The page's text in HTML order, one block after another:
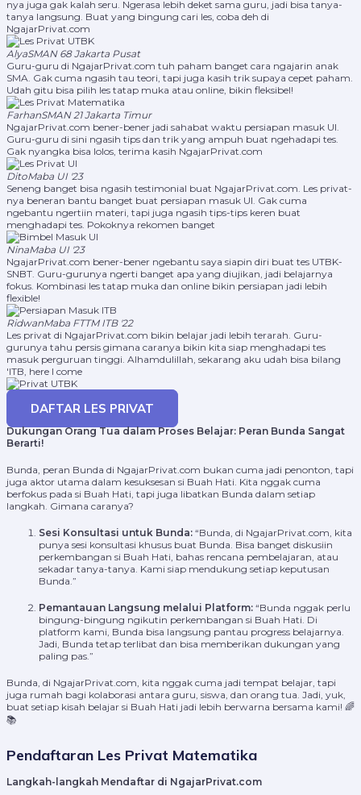
nya juga gak kalah seru. Ngerasa lebih deket sama guru, jadi bisa tanya-
tanya langsung. Buat yang bingung cari les, coba deh di
NgajarPrivat.com
AlyaSMAN 68 Jakarta Pusat
Guru-guru di NgajarPrivat.com tuh paham banget cara ngajarin anak
SMA. Gak cuma ngasih tau teori, tapi juga kasih trik supaya cepet paham.
Udah gitu bisa pilih les tatap muka atau online, bikin fleksibel!
FarhanSMAN 21 Jakarta Timur
NgajarPrivat.com bener-bener jadi sahabat waktu persiapan masuk UI.
Guru-guru di sini ngasih tips dan trik yang ampuh buat ngehadapi tes.
Gak nyangka bisa lolos, terima kasih NgajarPrivat.com
DitoMaba UI '23
Seneng banget bisa ngasih testimonial buat NgajarPrivat.com. Les privat-
nya beneran bantu banget buat persiapan masuk UI. Gak cuma
ngebantu ngertiin materi, tapi juga ngasih tips-tips keren buat
menghadapi tes. Pokoknya rekomen banget
NinaMaba UI '23
NgajarPrivat.com bener-bener ngebantu saya siapin diri buat tes UTBK-
SNBT. Guru-gurunya ngerti banget apa yang diujikan, jadi belajarnya
fokus. Kombinasi les tatap muka dan online bikin persiapan jadi lebih
flexible!
RidwanMaba FTTM ITB '22
Les privat di NgajarPrivat.com bikin belajar jadi lebih terarah. Guru-
gurunya tahu persis gimana caranya bikin kita siap menghadapi tes
masuk perguruan tinggi. Alhamdulillah, sekarang aku udah bisa bilang
'ITB, here I come
Rizqi
DAFTAR LES PRIVAT
Dukungan Orang Tua dalam Proses Belajar: Peran Bunda Sangat
Berarti!
Bunda, peran Bunda di NgajarPrivat.com bukan cuma jadi penonton, tapi
juga aktor utama dalam kesuksesan si Buah Hati. Kita nggak cuma
berfokus pada si Buah Hati, tapi juga libatkan Bunda dalam setiap
langkah. Gimana caranya?
Sesi Konsultasi untuk Bunda: “Bunda, di NgajarPrivat.com, kita
punya sesi konsultasi khusus buat Bunda. Bisa banget diskusiin
perkembangan si Buah Hati, bahas rencana pembelajaran, atau
sekadar tanya-tanya. Kami siap mendukung setiap keputusan
Bunda.”
Pemantauan Langsung melalui Platform: “Bunda nggak perlu
bingung-bingung ngikutin perkembangan si Buah Hati. Di
platform kami, Bunda bisa langsung pantau progress belajarnya.
Jadi, Bunda tetap terlibat dan bisa memberikan dukungan yang
paling pas.”
Bunda, di NgajarPrivat.com, kita nggak cuma jadi tempat belajar, tapi
juga rumah bagi kolaborasi antara guru, siswa, dan orang tua. Jadi, yuk,
buat setiap kisah belajar si Buah Hati jadi lebih berwarna bersama kami! 🌈
📚
Pendaftaran Les Privat Matematika
Langkah-langkah Mendaftar di NgajarPrivat.com